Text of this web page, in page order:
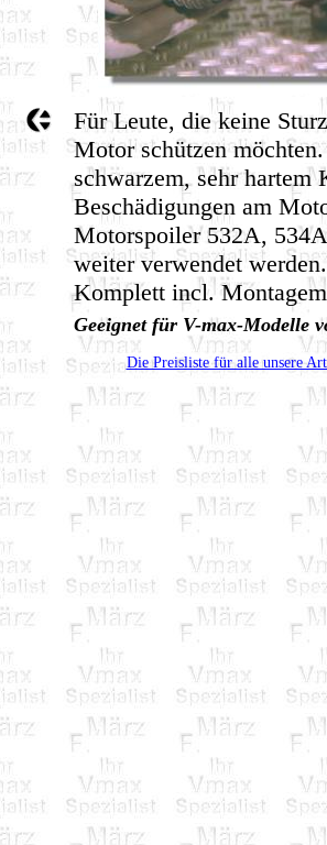
Für Leute, die keine
Motor schützen
schwarzem, sehr hartem
Beschädigungen am
Motorspoiler 532A,
weiter verwendet werden.
Komplett incl.
Geeignet für V-max-Modelle
Die Preisliste für alle unsere